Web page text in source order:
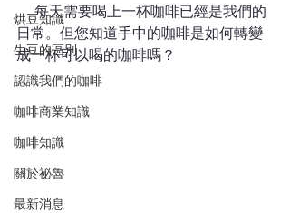
烘豆知識
生豆的區別
認識我們的咖啡
咖啡商業知識
咖啡知識
關於祕魯
最新消息
    每天需要喝上一杯咖啡已經是我們的
日常。但您知道手中的咖啡是如何轉變
成一杯可以喝的咖啡嗎？